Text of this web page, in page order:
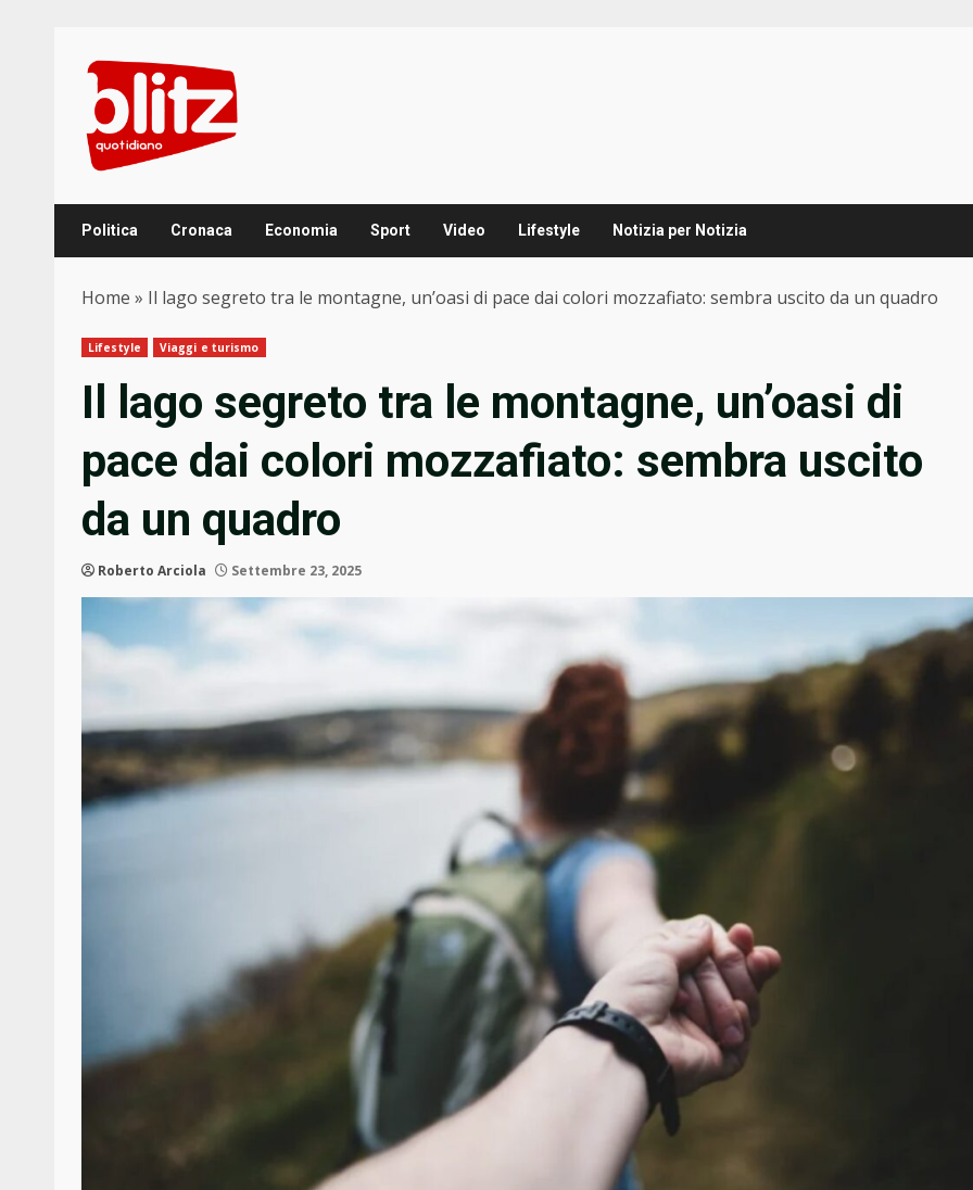
content
Politica Cronaca Economia Sport Video Lifestyle Notizia per Notizia
Home » Il lago segreto tra le montagne, un’oasi di pace dai colori mozzafiato: sembra uscito da un quadro
Lifestyle Viaggi e turismo
Il lago segreto tra le montagne, un’oasi di
pace dai colori mozzafiato: sembra uscito
da un quadro
Roberto Arciola Settembre 23, 2025